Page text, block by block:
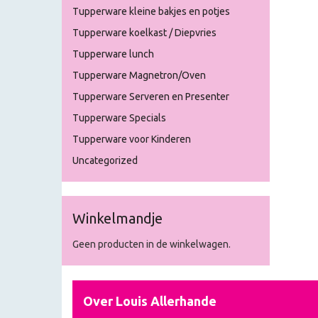
Tupperware kleine bakjes en potjes
Tupperware koelkast / Diepvries
Tupperware lunch
Tupperware Magnetron/Oven
Tupperware Serveren en Presenter
Tupperware Specials
Tupperware voor Kinderen
Uncategorized
Winkelmandje
Geen producten in de winkelwagen.
Over Louis Allerhande